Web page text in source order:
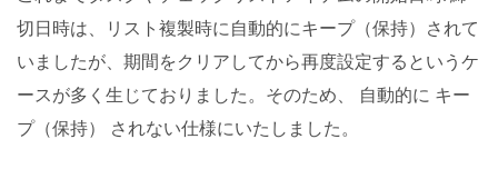
切日時は、リスト複製時に自動的にキープ（保持）されて
いましたが、期間をクリアしてから再度設定するというケ
ースが多く生じておりました。そのため、 自動的に キー
プ（保持） されない仕様にいたしました。